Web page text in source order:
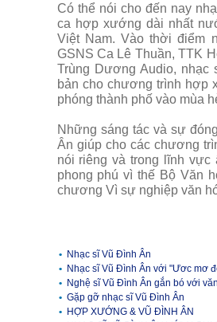
Có thể nói cho đến nay
ca hợp xướng dài nhất
Việt Nam. Vào thời điểm
GSNS Ca Lê Thuần, TTK
Trùng Dương Audio,
bản cho chương trình hợp
phóng thành phố vào mùa
Những sáng tác và sự
Ân giúp cho các chương
nói riêng và trong lĩnh vực
phong phú vì thế Bộ Văn
chương Vì sự nghiệp văn
•
Nhạc sĩ Vũ Đình Ân
•
Nhạc sĩ Vũ Đình Ân với "Ươc mơ
•
Nghệ sĩ Vũ Đình Ân gắn bó với
• Gặp gỡ nhạc sĩ Vũ Đình Ân
•
HỢP XƯỚNG & VŨ ĐÌNH ÂN